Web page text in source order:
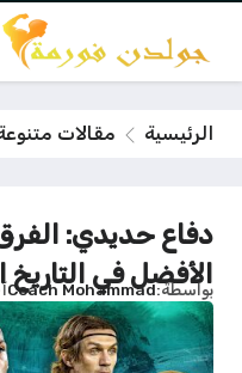
الرئيسية مقالات
دفاع حديدي:
الأفضل في التاريخ
بواسطة Coach Mohammad